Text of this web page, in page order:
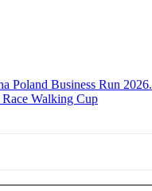
Poland Business Run 2026.
Walking Cup